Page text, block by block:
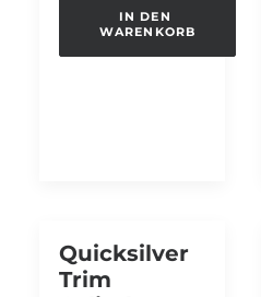
IN DEN
WARENKORB
Quicksilver
Trim